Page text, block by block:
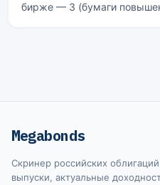
бирже — 3 (бумаги
Megabonds
Скринер российских
выпуски, актуальные